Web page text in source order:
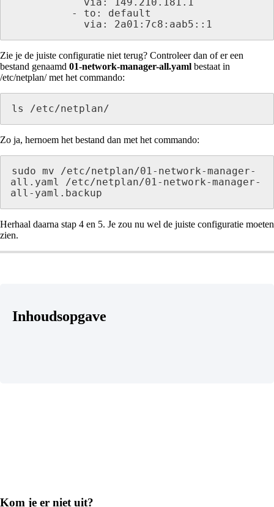
            via: 2a01:7c8:aab5::1
Zie je de juiste configuratie niet terug? Controleer dan of er een
bestand genaamd 01-network-manager-all.yaml bestaat in
/etc/netplan/ met het commando:
ls /etc/netplan/
Zo ja, hernoem het bestand dan met het commando:
sudo mv /etc/netplan/01-network-manager-
all.yaml /etc/netplan/01-network-manager-
all-yaml.backup
Herhaal daarna stap 4 en 5. Je zou nu wel de juiste configuratie moeten
zien.
Inhoudsopgave
Kom je er niet uit?